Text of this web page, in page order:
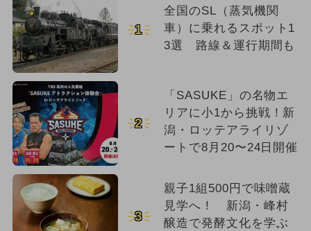
1
全国のSL（蒸気機関
車）に乗れるスポット1
3選 路線＆運行期間も
2
「SASUKE」の名物エ
リアに小1から挑戦！新
潟・ロッテアライリゾ
ートで8月20〜24日開催
3
親子1組500円で味噌蔵
見学へ！ 新潟・峰村
醸造で発酵文化を学ぶ